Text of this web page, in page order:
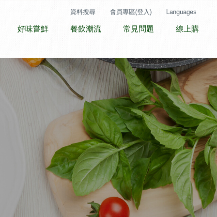
好味嘗鮮 餐飲潮流 常見問題 線上購
資料搜尋 會員專區(登入) Languages